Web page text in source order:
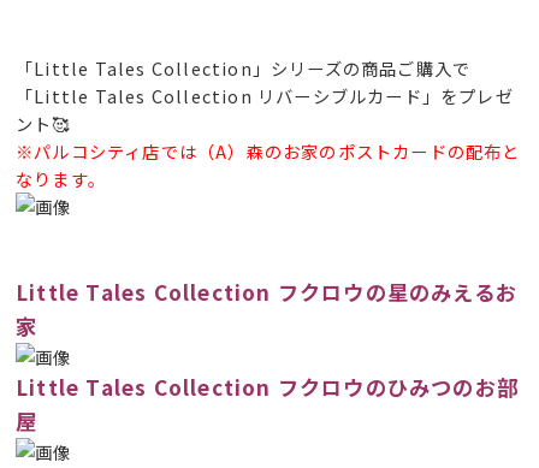
「Little Tales Collection」シリーズの商品ご購入で
「Little Tales Collection リバーシブルカード」をプレゼ
ント🥰
※パルコシティ店では（A）森のお家のポストカードの配布と
なります。
Little Tales Collection フクロウの星のみえるお
家
Little Tales Collection フクロウのひみつのお部
屋